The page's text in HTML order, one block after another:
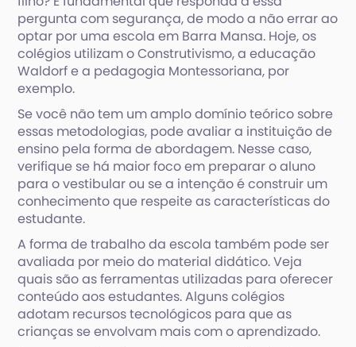
pergunta com segurança, de modo a não errar ao
optar por uma escola em Barra Mansa. Hoje, os
colégios utilizam o Construtivismo, a educação
Waldorf e a pedagogia Montessoriana, por
exemplo.
Se você não tem um amplo domínio teórico sobre
essas metodologias, pode avaliar a instituição de
ensino pela forma de abordagem. Nesse caso,
verifique se há maior foco em preparar o aluno
para o vestibular ou se a intenção é construir um
conhecimento que respeite as características do
estudante.
A forma de trabalho da escola também pode ser
avaliada por meio do material didático. Veja
quais são as ferramentas utilizadas para oferecer
conteúdo aos estudantes. Alguns colégios
adotam recursos tecnológicos para que as
crianças se envolvam mais com o aprendizado.